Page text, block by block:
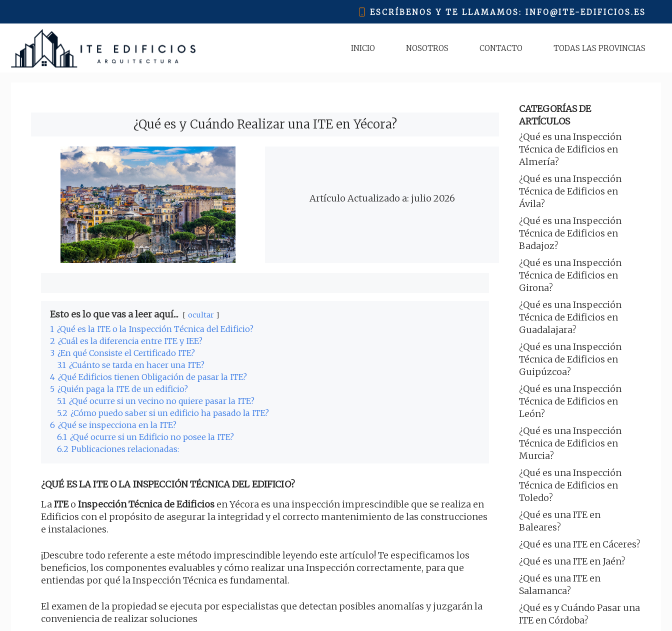
contenido
ESCRÍBENOS Y TE LLAMAMOS: INFO@ITE-EDIFICIOS.ES
INICIO NOSOTROS CONTACTO TODAS LAS PROVINCIAS
¿Qué es y Cuándo Realizar una ITE en Yécora?
Artículo Actualizado a: julio 2026
Esto es lo que vas a leer aquí... ocultar
1 ¿Qué es la ITE o la Inspección Técnica del Edificio?
2 ¿Cuál es la diferencia entre ITE y IEE?
3 ¿En qué Consiste el Certificado ITE?
3.1 ¿Cuánto se tarda en hacer una ITE?
4 ¿Qué Edificios tienen Obligación de pasar la ITE?
5 ¿Quién paga la ITE de un edificio?
5.1 ¿Qué ocurre si un vecino no quiere pasar la ITE?
5.2 ¿Cómo puedo saber si un edificio ha pasado la ITE?
6 ¿Qué se inspecciona en la ITE?
6.1 ¿Qué ocurre si un Edificio no posee la ITE?
6.2 Publicaciones relacionadas:
¿QUÉ ES LA ITE O LA INSPECCIÓN TÉCNICA DEL EDIFICIO?
LaITEo Inspección Técnica de Edificios en Yécora es una inspección imprescindible que se realiza en
Edificios con el propósito de asegurar la integridad y el correcto mantenimiento de las construcciones
e instalaciones.
¡Descubre todo referente a este método imprescindible leyendo este artículo! Te especificamos los
beneficios, los componentes evaluables y cómo realizar una Inspección correctamente, para que
entiendas por qué la Inspección Técnica es fundamental.
El examen de la propiedad se ejecuta por especialistas que detectan posibles anomalías y juzgarán la
conveniencia de realizar soluciones
CATEGORÍAS DE
ARTÍCULOS
¿Qué es una Inspección
Técnica de Edificios en
Almería?
¿Qué es una Inspección
Técnica de Edificios en
Ávila?
¿Qué es una Inspección
Técnica de Edificios en
Badajoz?
¿Qué es una Inspección
Técnica de Edificios en
Girona?
¿Qué es una Inspección
Técnica de Edificios en
Guadalajara?
¿Qué es una Inspección
Técnica de Edificios en
Guipúzcoa?
¿Qué es una Inspección
Técnica de Edificios en
León?
¿Qué es una Inspección
Técnica de Edificios en
Murcia?
¿Qué es una Inspección
Técnica de Edificios en
Toledo?
¿Qué es una ITE en
Baleares?
¿Qué es una ITE en Cáceres?
¿Qué es una ITE en Jaén?
¿Qué es una ITE en
Salamanca?
¿Qué es y Cuándo Pasar una
ITE en Córdoba?